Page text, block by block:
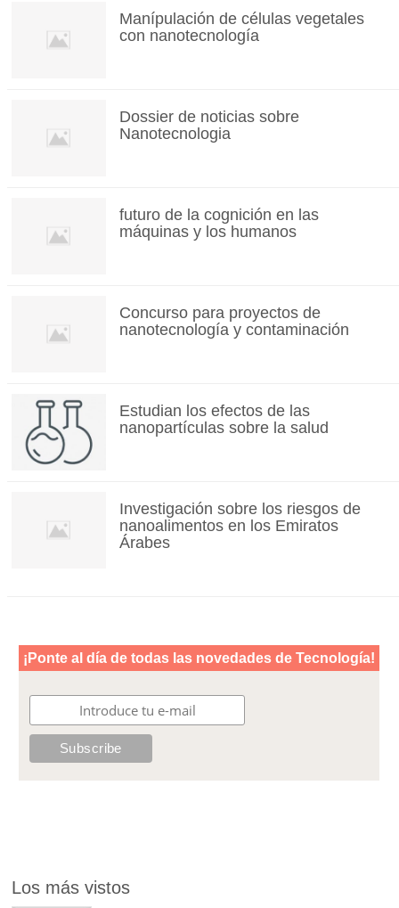
Manípulación de células vegetales
con nanotecnología
Dossier de noticias sobre
Nanotecnologia
futuro de la cognición en las
máquinas y los humanos
Concurso para proyectos de
nanotecnología y contaminación
Estudian los efectos de las
nanopartículas sobre la salud
Investigación sobre los riesgos de
nanoalimentos en los Emiratos
Árabes
Los más vistos